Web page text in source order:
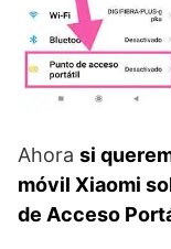
Ahora si
móvil Xiaomi
de Acceso